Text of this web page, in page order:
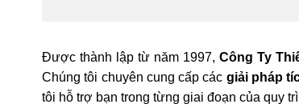
Được thành lập từ năm 1997,Công Ty
Chúng tôi chuyên cung cấp các giải pháp
tôi hỗ trợ bạn trong từng giai đoạn của quy